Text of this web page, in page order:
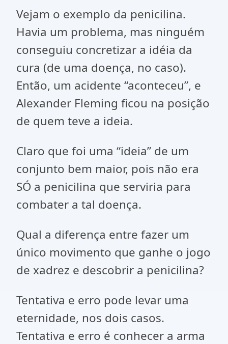
Vejam o exemplo da penicilina.
Havia um problema, mas ninguém
conseguiu concretizar a idéia da
cura (de uma doença, no caso).
Então, um acidente “aconteceu”, e
Alexander Fleming ficou na posição
de quem teve a ideia.
Claro que foi uma “ideia” de um
conjunto bem maior, pois não era
SÓ a penicilina que serviria para
combater a tal doença.
Qual a diferença entre fazer um
único movimento que ganhe o jogo
de xadrez e descobrir a penicilina?
Tentativa e erro pode levar uma
eternidade, nos dois casos.
Tentativa e erro é conhecer a arma